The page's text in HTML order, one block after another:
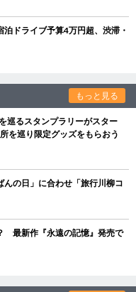
ドライブ予算4万円超、渋滞・
もっと見る
巡るスタンプラリーがスター
を巡り限定グッズをもらおう
の日」に合わせ「旅行川柳コ
最新作『永遠の記憶』発売で